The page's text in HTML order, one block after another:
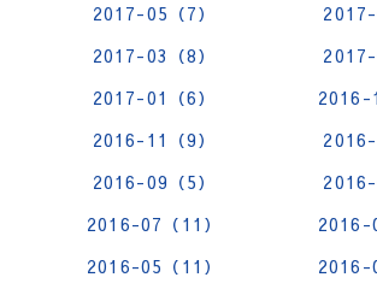
2017-05（7）
2017-
2017-03（8）
2017-
2017-01（6）
2016-
2016-11（9）
2016-
2016-09（5）
2016-
2016-07（11）
2016-
2016-05（11）
2016-